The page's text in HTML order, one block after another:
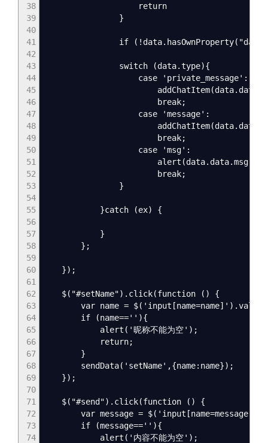
38
39
40
41
42
43
44
45
46
47
48
49
50
51
52
53
54
55
56
57
58
59
60
61
62
63
64
65
66
67
68
69
70
71
72
73
74
return
}
if (!data.hasOwnProperty("data") ||
switch (data.type){
case 'private_message':
addChatItem(data.data.name + '(
break;
case 'message':
break;
case 'msg':
alert(data.data.msg)
break;
}
}catch (ex) {
}
};
});
$("#setName").click(function () {
var name =
if (name==''){
alert('昵称不能为空');
return;
}
sendData('setName',{name:name});
});
$("#send").click(function () {
var message =
if (message==''){
alert('内容不能为空');